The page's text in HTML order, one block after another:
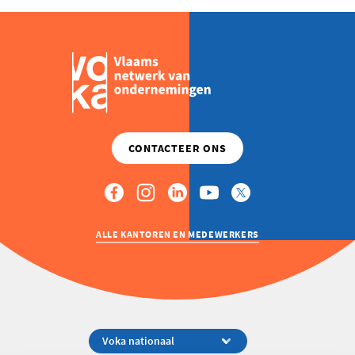
ALLE KANTOREN EN MEDEWERKERS